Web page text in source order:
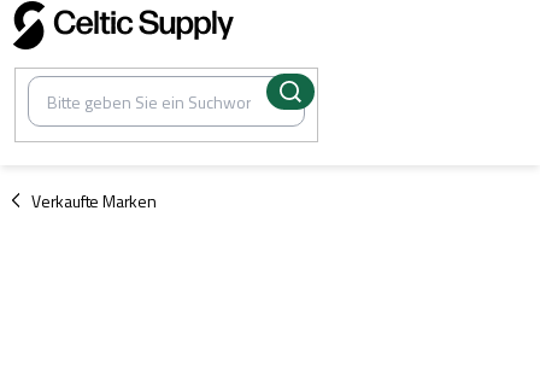
Zum
Inhalt
springen
Verkaufte Marken
/